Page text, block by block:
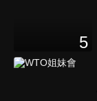
5